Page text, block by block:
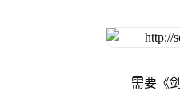
需要《